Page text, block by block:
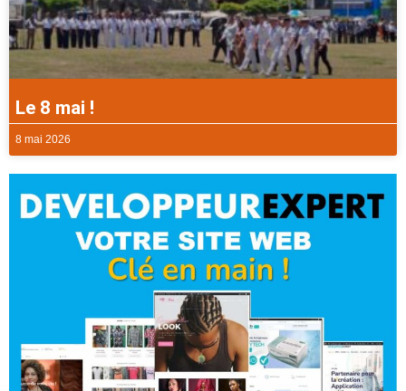
Le 8 mai !
8 mai 2026